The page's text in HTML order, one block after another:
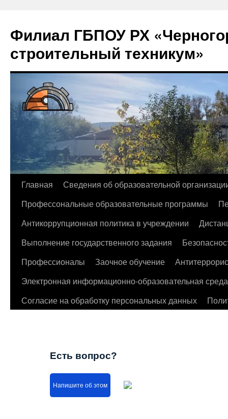
Филиал ГБПОУ РХ
строительный техникум»
Перейти
содержимому
Главная
Сведения об образовательной
Профессональные образовательные программы
Антикоррупционная политика в учреждении
Выполнение государственного задания
Профессионалы
Заочное обучение
Электронная информационно-образовательная среда
Согласие на обработку персональных данных
Есть вопрос?
Напишите об этом